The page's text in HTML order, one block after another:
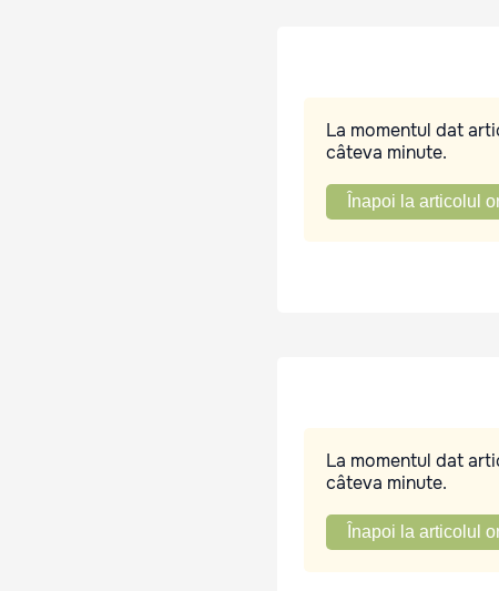
La momentul dat
câteva minute.
Înapoi la articolul
La momentul dat
câteva minute.
Înapoi la articolul